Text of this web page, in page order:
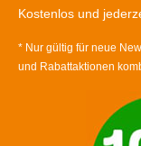
Kostenlos und
* Nur gültig für neue
und Rabattaktionen